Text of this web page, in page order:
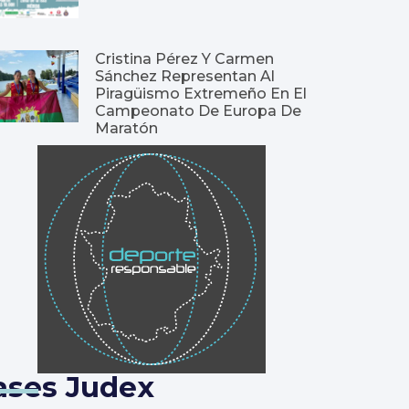
Cristina Pérez Y Carmen
Sánchez Representan Al
Piragüismo Extremeño En El
Campeonato De Europa De
Maratón
Judex